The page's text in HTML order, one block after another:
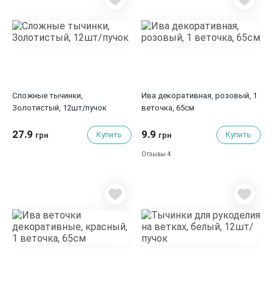
Сложные тычинки,
Золотистый, 12шт/пучок
27.9 грн Купить
Ива декоративная, розовый, 1
веточка, 65см
9.9 грн Купить
Отзывы4